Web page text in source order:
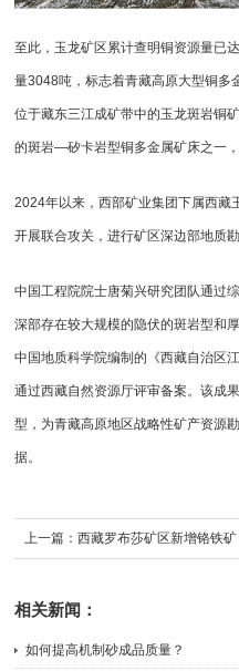
至此，玉龙矿区累计查明铜资源量已
量3048吨，标志着青藏高原大型铜多
位于藏东三江成矿带中的玉龙斑岩铜
的斑岩—矽卡岩型铜多金属矿床之一
2024年以来，西部矿业集团下属西藏
开展联合攻关，进行矿区深边部地质勘
中国工程院院士唐菊兴研究团队通过
深部存在较大规模的隐伏的斑岩型和
中国地质科学院编制的《西藏自治区
通过西藏自然资源厅评审备案。该成
型，为青藏高原地区战略性矿产资源
据。
上一篇： 西藏罗布莎矿区新增铬铁矿
相关新闻：
如何提高机制砂成品质量？